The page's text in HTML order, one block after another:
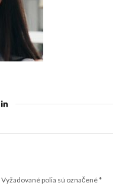
Vyžadované polia sú označené*